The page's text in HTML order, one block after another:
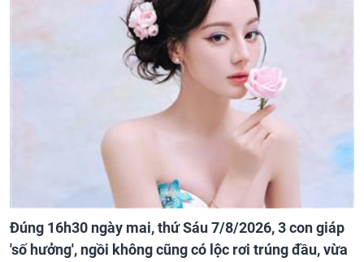
Đúng 16h30 ngày mai, thứ Sáu 7/8/2026, 3 con giáp
'số hưởng', ngồi không cũng có lộc rơi trúng đầu, vừa